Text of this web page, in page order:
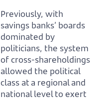
Previously, with
savings banks’ boards
dominated by
politicians, the system
of cross-shareholdings
allowed the political
class at a regional and
national level to exert